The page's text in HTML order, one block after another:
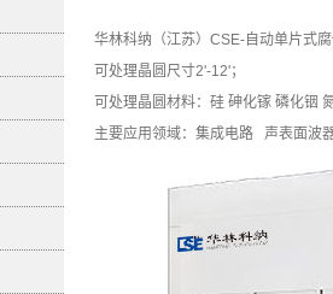
华林科纳（江苏）CSE-自动单片式
可处理晶圆尺寸2'-12'；
可处理晶圆材料：硅 砷化镓 磷化铟
主要应用领域：集成电路 声表面波